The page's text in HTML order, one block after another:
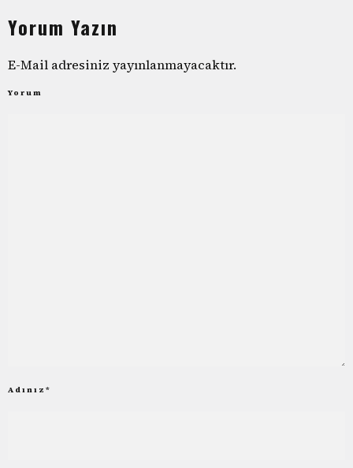
Yorum Yazın
E-Mail adresiniz yayınlanmayacaktır.
Yorum
Adınız *